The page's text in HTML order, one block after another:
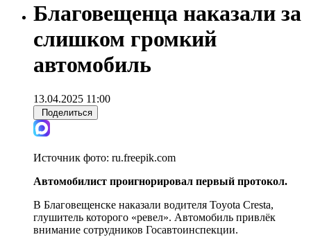
Благовещенца наказали за
слишком громкий
автомобиль
13.04.2025 11:00
Поделиться
Источник фото: ru.freepik.com
Автомобилист проигнорировал первый протокол.
В Благовещенске наказали водителя Toyota Cresta,
глушитель которого «ревел». Автомобиль привлёк
внимание сотрудников Госавтоинспекции.